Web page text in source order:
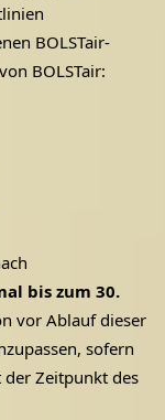
BOLSTair-
BOLSTair:
bis zum 30.
vor Ablauf dieser
sofern
der Zeitpunkt des